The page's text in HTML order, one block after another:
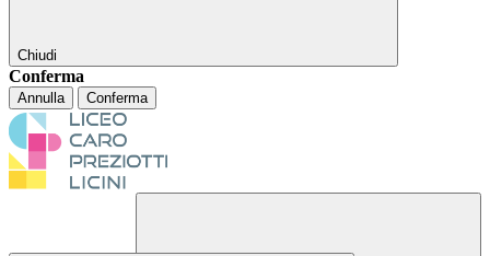
Chiudi
Conferma
Annulla Conferma